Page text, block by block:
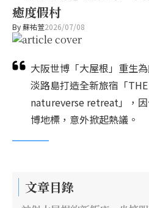
癒度假村
By蘇祐萱2026/07/08
大阪世博「大屋根」重生
淡路島打造全新旅宿「THE
natureverse retreat」，
博地標，意外掀起熱議。
文章目錄